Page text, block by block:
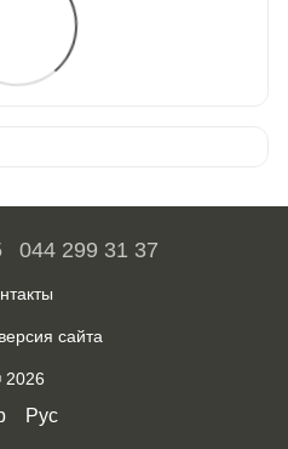
044 299 31 37
сайта
2026
Рус